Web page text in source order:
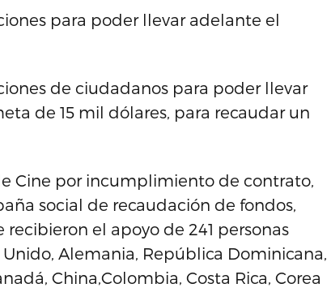
para poder llevar adelante el
de ciudadanos para poder llevar
de 15 mil dólares, para recaudar un
Cine por incumplimiento de contrato,
social de recaudación de fondos,
recibieron el apoyo de 241 personas
Alemania, República Dominicana,
China,Colombia, Costa Rica, Corea